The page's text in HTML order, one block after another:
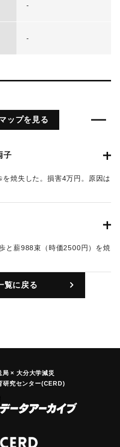
-
-
ップを見る
子
焼失した。損害4万円。原因は
と薪988束（時価2500円）を焼
覧に戻る
局 × 大分大学減災
研究センター(CERD)